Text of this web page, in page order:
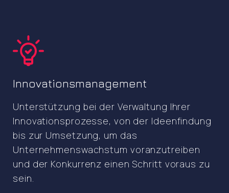
Innovationsmanagement
Unterstützung bei der Verwaltung Ihrer
Innovationsprozesse, von der Ideenfindung
bis zur Umsetzung, um das
Unternehmenswachstum voranzutreiben
und der Konkurrenz einen Schritt voraus zu
sein.